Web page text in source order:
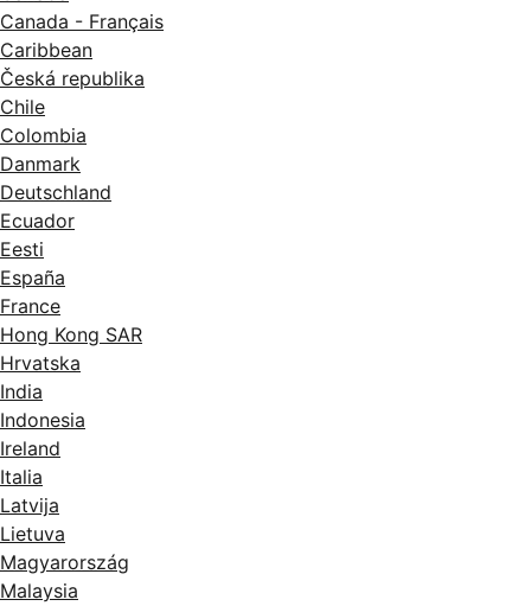
Canada - Français
Caribbean
Česká republika
Chile
Colombia
Danmark
Deutschland
Ecuador
Eesti
España
France
Hong Kong SAR
Hrvatska
India
Indonesia
Ireland
Italia
Latvija
Lietuva
Magyarország
Malaysia